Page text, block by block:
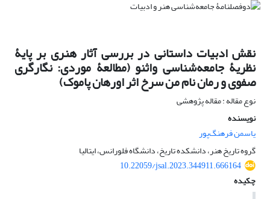
نقش ادبیات داستانی در بررسی آثار هنری بر پایۀ
نظریۀ جامعه‌شناسی واثنو (مطالعۀ موردی: نگارگری
صفوی و رمان نام من سرخ اثر اورهان پاموک)
نوع مقاله : مقاله پژوهشی
نویسنده
یاسمن فرهنگ‌پور
گروه تاریخ هنر، دانشکده تاریخ، دانشگاه فلورانس، ایتالیا
10.22059/jsal.2023.344911.666164
چکیده